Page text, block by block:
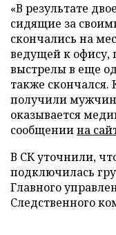
«В результате
сидящие за
скончались на
ведущей к офису,
выстрелы в еще
также скончался.
получили
оказывается
сообщениина
В СК уточнили,
подключилась
Главного
Следственного